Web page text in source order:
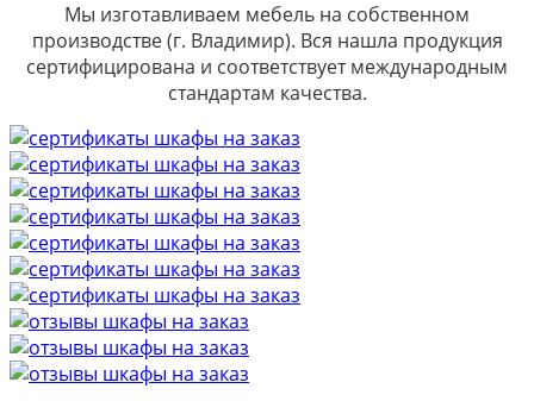
Мы изготавливаем мебель на собственном
производстве (г. Владимир). Вся нашла продукция
сертифицирована и соответствует международным
стандартам качества.